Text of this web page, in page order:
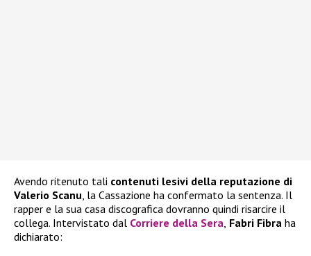
Avendo ritenuto tali contenuti lesivi della reputazione di
Valerio Scanu , la Cassazione ha confermato la sentenza. Il
rapper e la sua casa discografica dovranno quindi risarcire il
collega. Intervistato dal Corriere della Sera Fabri Fibra ha
dichiarato: